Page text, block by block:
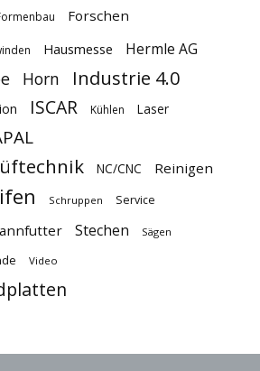
Forschen
Hausmesse Hermle AG
Horn Industrie 4.0
ISCAR Kühlen
Laser
NC/CNC Reinigen
Schruppen Service
Stechen Sägen
Video